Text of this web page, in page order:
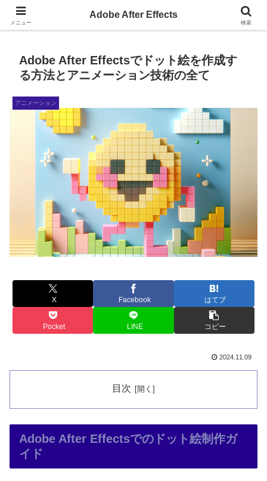
AdobeAfterEffectsの小ネタサイト
Adobe After Effectsでドット絵を作成す
る方法とアニメーション技術の全て
アニメーション
X Facebook はてブ
Pocket LINE コピー
2024.11.09
目次
Adobe After Effectsでのドット絵制作ガ
イド
メニュー
Adobe After Effects
検索